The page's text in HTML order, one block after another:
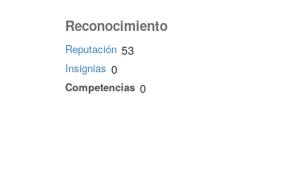
Reconocimiento
Reputación 53
Insignias 0
Competencias 0